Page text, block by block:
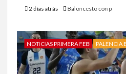
2 días atrás Baloncesto con p
NOTICIAS PRIMERA FEB PALENCIA